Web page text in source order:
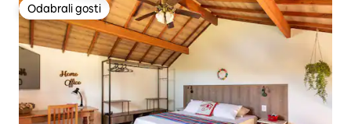
Odabrali gosti
Odabrali gosti